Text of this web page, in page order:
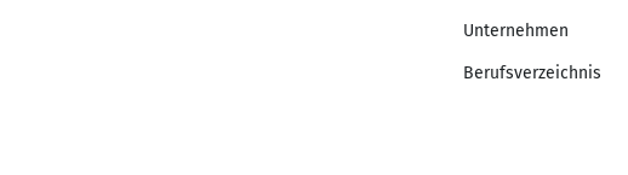
Unternehmen
Berufsverzeichnis